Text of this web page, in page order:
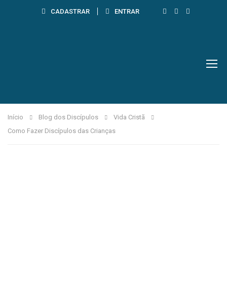
CADASTRAR ENTRAR
Início Blog dos Discípulos
Vida Cristã
Como Fazer Discípulos das Crianças